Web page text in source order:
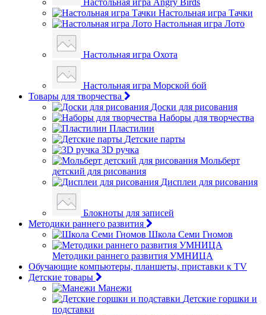
Настольная игра Angry Birds
Настольная игра Тачки
Настольная игра Лото
Настольная игра Охота
Настольная игра Морской бой
Товары для творчества
Доски для рисования
Наборы для творчества
Пластилин
Детские парты
3D ручка
Мольберт
детский для рисования
Дисплеи для рисования
Блокноты для записей
Методики раннего развития
Школа Семи Гномов
Методики раннего развития УМНИЦА
Обучающие компьютеры, планшеты, приставки к TV
Детские товары
Манежи
Детские горшки и
подставки